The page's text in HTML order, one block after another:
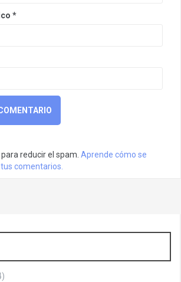
*
reducir el spam. Aprende cómo se
comentarios.